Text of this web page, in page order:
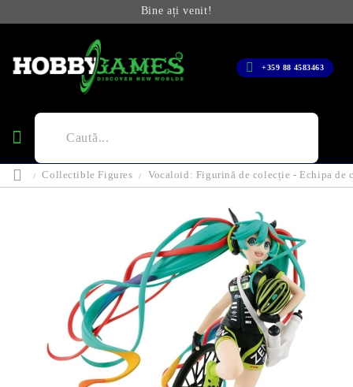
Bine ați venit!
+359 88 4583463
Collectible Figures Vocaloid: Figurină de colecție - Echipa de